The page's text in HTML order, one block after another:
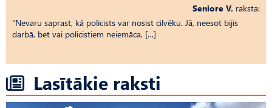
Seniore V. raksta:
“Nevaru saprast, kā policists var nosist cilvēku. Jā, neesot bijis
darbā, bet vai policistiem neiemāca, […]
Lasītākie raksti